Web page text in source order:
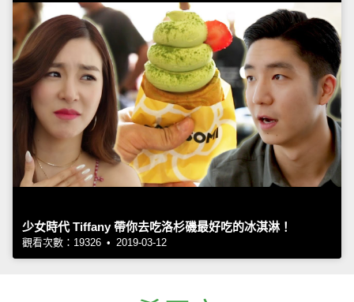
少女時代 Tiffany 帶你去吃洛杉磯最好吃的冰淇淋！
觀看次數：19326 • 2019-03-12